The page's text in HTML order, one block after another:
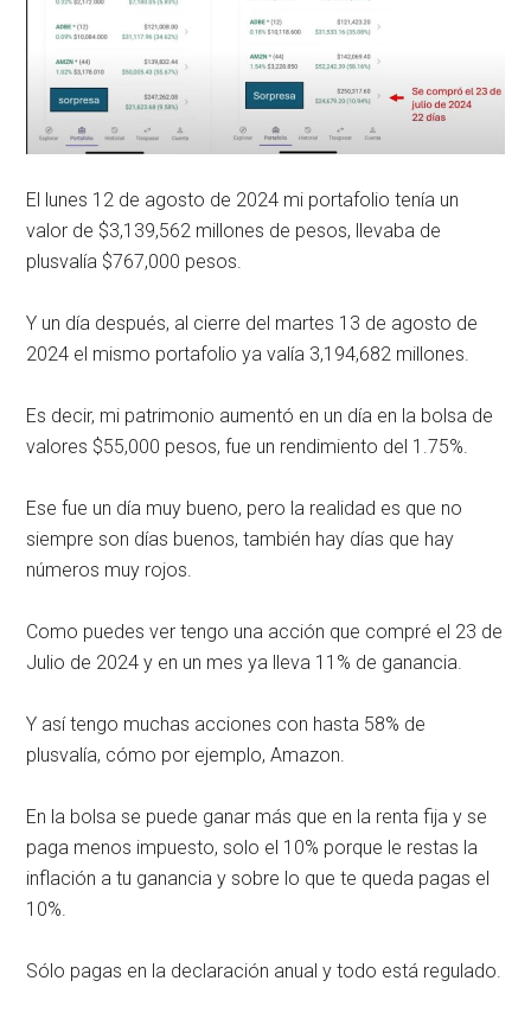
El lunes 12 de agosto de 2024 mi portafolio tenía un
valor de $3,139,562 millones de pesos, llevaba de
plusvalía $767,000 pesos.
Y un día después, al cierre del martes 13 de agosto de
2024 el mismo portafolio ya valía 3,194,682 millones.
Es decir, mi patrimonio aumentó en un día en la bolsa de
valores $55,000 pesos, fue un rendimiento del 1.75%.
Ese fue un día muy bueno, pero la realidad es que no
siempre son días buenos, también hay días que hay
números muy rojos.
Como puedes ver tengo una acción que compré el 23 de
Julio de 2024 y en un mes ya lleva 11% de ganancia.
Y así tengo muchas acciones con hasta 58% de
plusvalía, cómo por ejemplo, Amazon.
En la bolsa se puede ganar más que en la renta fija y se
paga menos impuesto, solo el 10% porque le restas la
inflación a tu ganancia y sobre lo que te queda pagas el
10%.
Sólo pagas en la declaración anual y todo está regulado.